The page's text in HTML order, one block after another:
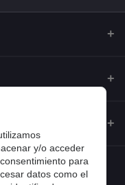
y/o acceder
para
datos como el